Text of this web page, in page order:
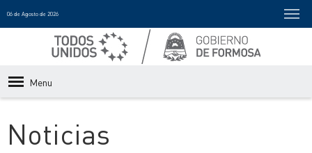
06 de Agosto de 2026
Menu
Noticias